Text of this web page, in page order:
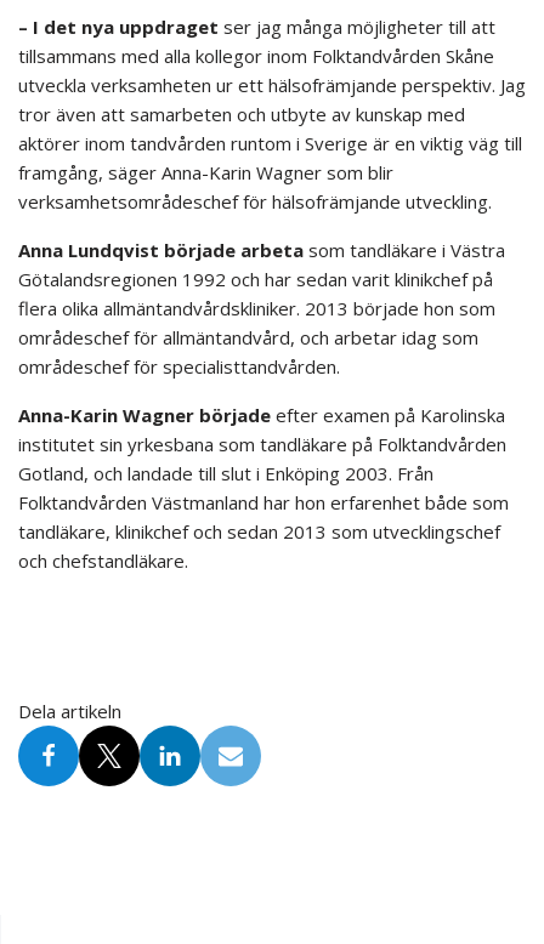
– I det nya uppdraget ser jag många möjligheter till att
tillsammans med alla kollegor inom Folktandvården Skåne
utveckla verksamheten ur ett hälsofrämjande perspektiv. Jag
tror även att samarbeten och utbyte av kunskap med
aktörer inom tandvården runtom i Sverige är en viktig väg till
framgång, säger Anna-Karin Wagner som blir
verksamhetsområdeschef för hälsofrämjande utveckling.
Anna Lundqvist började arbeta som tandläkare i Västra
Götalandsregionen 1992 och har sedan varit klinikchef på
flera olika allmäntandvårdskliniker. 2013 började hon som
områdeschef för allmäntandvård, och arbetar idag som
områdeschef för specialisttandvården.
Anna-Karin Wagner började efter examen på Karolinska
institutet sin yrkesbana som tandläkare på Folktandvården
Gotland, och landade till slut i Enköping 2003. Från
Folktandvården Västmanland har hon erfarenhet både som
tandläkare, klinikchef och sedan 2013 som utvecklingschef
och chefstandläkare.
Dela artikeln